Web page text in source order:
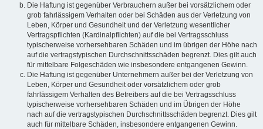
Die Haftung ist gegenüber Verbrauchern außer bei vorsätzlichem oder
grob fahrlässigem Verhalten oder bei Schäden aus der Verletzung von
Leben, Körper und Gesundheit und der Verletzung wesentlicher
Vertragspflichten (Kardinalpflichten) auf die bei Vertragsschluss
typischerweise vorhersehbaren Schäden und im übrigen der Höhe nach
auf die vertragstypischen Durchschnittsschäden begrenzt. Dies gilt auch
für mittelbare Folgeschäden wie insbesondere entgangenen Gewinn.
Die Haftung ist gegenüber Unternehmern außer bei der Verletzung von
Leben, Körper und Gesundheit oder vorsätzlichem oder grob
fahrlässigem Verhalten des Betreibers auf die bei Vertragsschluss
typischerweise vorhersehbaren Schäden und im Übrigen der Höhe
nach auf die vertragstypischen Durchschnittsschäden begrenzt. Dies gilt
auch für mittelbare Schäden, insbesondere entgangenen Gewinn.